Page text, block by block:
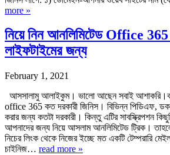
more »
নিয়ে নিন আনলিমিটেড Office
লাইফটাইমের জন্য
February 1, 2021
আসসালামু আলাইকুম। ভালো আছেন সবাই
office 365 কত দরকারী জিনিস। বিভিন্ন পিডিএফ, ডক
করার জন্য কতটা দরকারী। কিন্তু এটির সাবস্ক্রিপশন
আপনাদের জন্য নিয়ে আসলাম আনলিমিটেড ট্রিক।
নিচের লিংক থেকে নিজের ইচ্ছে মত একটি টেম্পরারি
চাইনিজ… read more »